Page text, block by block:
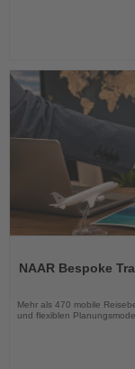
dieNAAR Bespoke
Mehr als 470 mobile
und flexiblen